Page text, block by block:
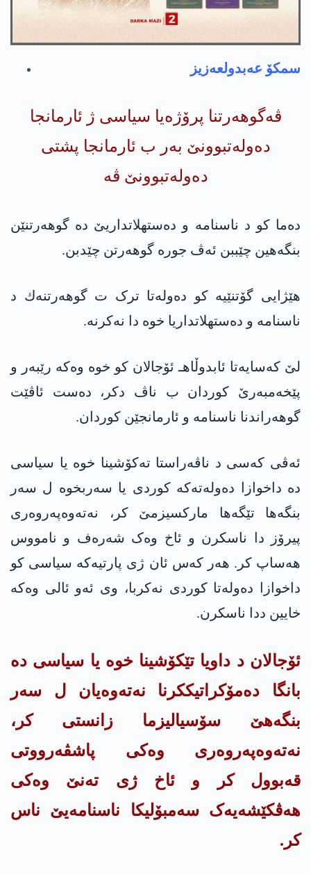
سمكۆ عه‌بدولعه‌زیز
ڤەگوهەرتنا پرۆژەیا سیاسی ژ ئارمانجا
دەولەتبوونێ بەر ب ئارمانجا پشتی
دەولەتبوونێ ڤە
دەما کو د ناسنامە و دەستهلاتداریێ دە گوهەرتنێن
بنگەهین چێببن ئەڤ جورە گوهەرتن چێدبن.
هێژایی گۆتنێیە کو دەولەتا ترک ت گوهه‌رتنه‌ك د
ناسنامە و دەستهلاتداریا خوە دا نه‌كرنه‌.
لێ کەسایەتا ئابدوڵاهـ ئۆجالان کو خوە وەکە رێبەر و
پێخەمبەرێ کوردان ب ناڤ دکر، ده‌ست ئاڤێت
گوهه‌راندنا ناسنامە و ئارمانجێن کوردان.
ئه‌ڤی كه‌سی د ناڤه‌راستا تەکۆشینا خوە یا سیاسی
دە داخوازا دەولەتەکە کوردی یا سەربخوە ل سەر
بنگەها تێگەها مارکسیزمێ کر، نەتەوەپەروەری
پیرۆز دا ناسکرن و ئاخ وەک شەرەف و نامووس
هەساپ کر. هەر کەس ئان ژی پارتیەکە سیاسی کو
داخوازا دەولەتا کوردی نەکربا، وی ئه‌و ئالی وەکە
خایین ددا ناسكرن.
ئۆجالان د داویا تێکۆشینا خوە یا سیاسی دە
بانگا دەمۆکراتیککرنا نەتەوەیان ل سەر
بنگەهێ سۆسیالیزما زانستی کر،
نەتەوەپه‌روه‌ری وەکی پاشڤەرووتی
قەبوول کر و ئاخ ژی تەنێ وەکی
هەڤکێشەیەک سەمبۆلیکا ناسنامەیێ ناس
کر.